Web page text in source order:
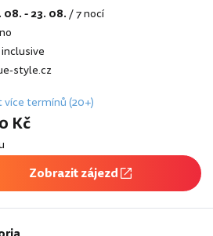
08. - 23. 08./ 7 nocí
style.cz
více termínů (20+)
Kč
Zobrazit zájezd